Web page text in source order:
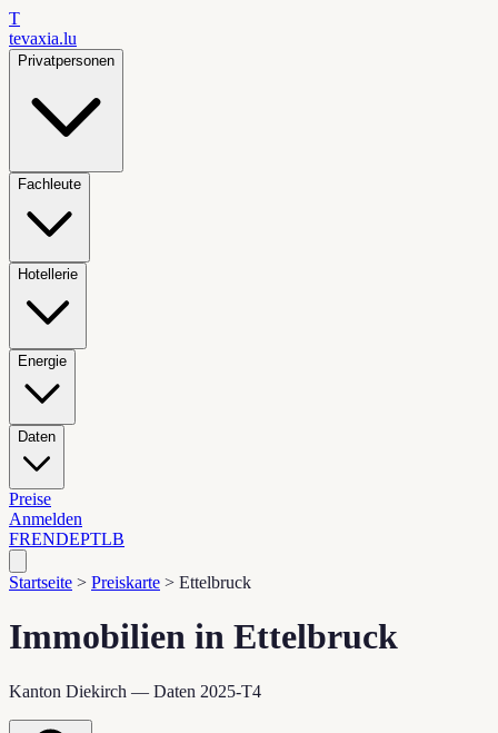
T
tevaxia.lu
Privatpersonen
Fachleute
Hotellerie
Energie
Daten
Preise
Anmelden
FRENDEPTLB
Startseite > Preiskarte > Ettelbruck
Immobilien in Ettelbruck
Kanton Diekirch — Daten 2025-T4